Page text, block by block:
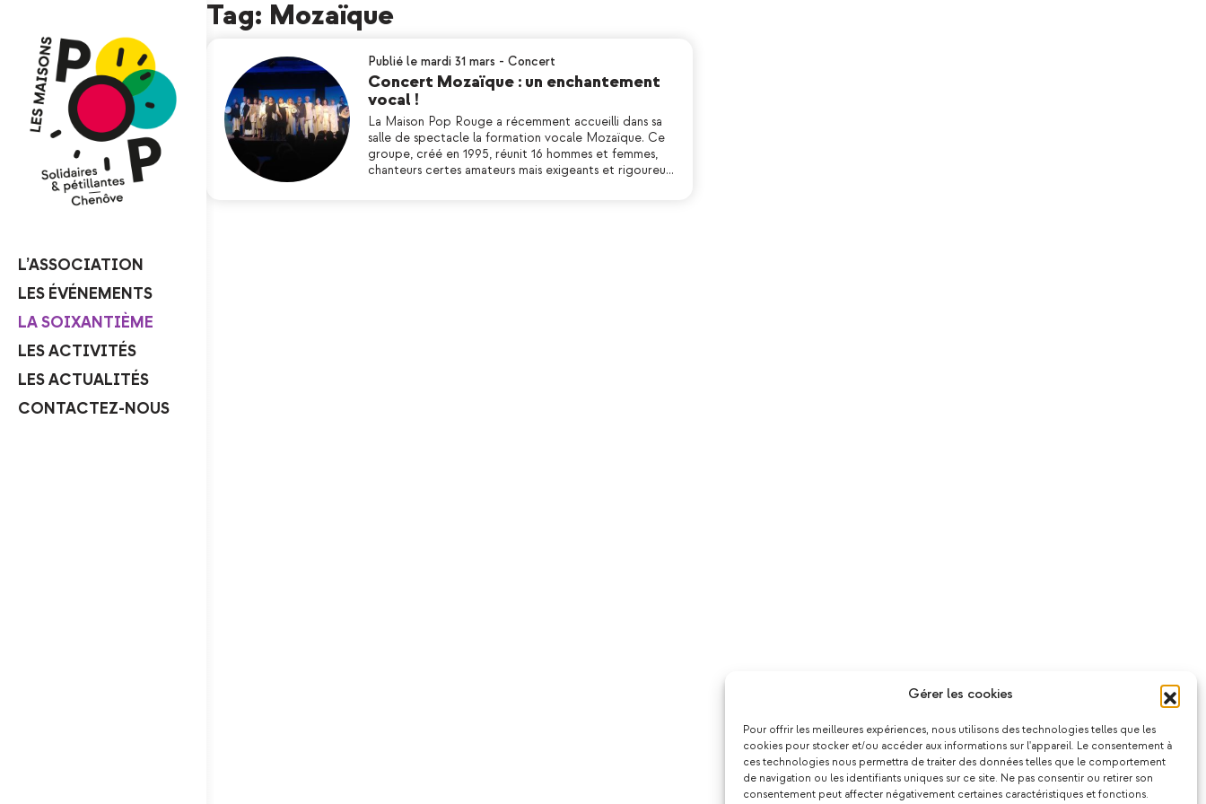
Gérer les cookies
Pour offrir les meilleures expériences, nous utilisons des technologies telles que les
cookies pour stocker et/ou accéder aux informations sur l'appareil. Le consentement à
ces technologies nous permettra de traiter des données telles que le comportement
de navigation ou les identifiants uniques sur ce site. Ne pas consentir ou retirer son
consentement peut affecter négativement certaines caractéristiques et fonctions.
L’ASSOCIATION
LES ÉVÉNEMENTS
LA SOIXANTIÈME
LES ACTIVITÉS
LES ACTUALITÉS
CONTACTEZ-NOUS
Tag: Mozaïque
Publié le mardi 31 mars - Concert
Concert Mozaïque : un enchantement
vocal !
La Maison Pop Rouge a récemment accueilli dans sa
salle de spectacle la formation vocale Mozaïque. Ce
groupe, créé en 1995, réunit 16 hommes et femmes,
chanteurs certes amateurs mais exigeants et rigoureu…